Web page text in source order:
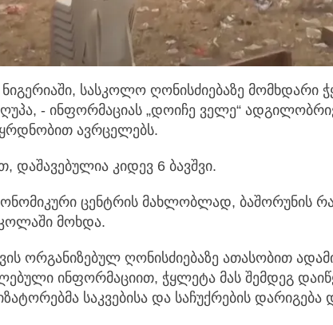
სასკოლო ღონისძიებაზე მომხდარი
- ინფორმაციას „დოიჩე ველე“
ავრცელებს.
დაშავებულია კიდევ 6 ბავშვი.
ცენტრის მახლობლად, ბაშორუნის
მოხდა.
ორგანიზებულ ღონისძიებაზე ათასობით
ინფორმაციით, ჭყლეტა მას შემდეგ
საკვებისა და საჩუქრების დარიგება